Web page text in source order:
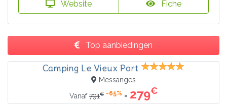
Website Fiche
Top aanbiedingen
Camping Le Vieux Port
Messanges
Vanaf791€ -65% = 279€